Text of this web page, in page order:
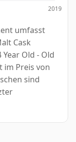
2019
umfasst
Cask
Old - Old
im Preis von
sind